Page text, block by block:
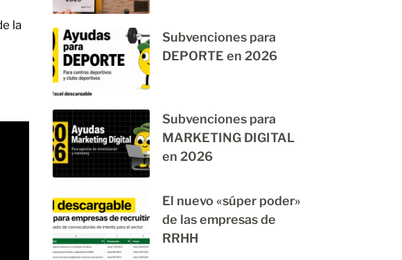
la
Subvenciones para
DEPORTE en 2026
Subvenciones para
MARKETING DIGITAL
en 2026
El nuevo «súper poder»
de las empresas de
RRHH